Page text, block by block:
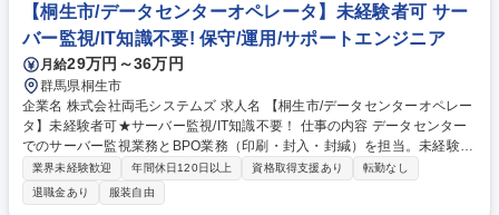
【桐生市/データセンターオペレータ】未経験者可 サー
バー監視/IT知識不要! 保守/運用/サポートエンジニア
月給29万円～36万円
群馬県桐生市
企業名 株式会社両毛システムズ 求人名 【桐生市/データセンターオペレー
タ】未経験者可★サーバー監視/IT知識不要！ 仕事の内容 データセンター
でのサーバー監視業務とBPO業務（印刷・封入・封緘）を担当。未経験で
もOJTで段階的に習得可能。24時間3交替制のシフト勤務で平日休みや連
休取得も可能。キャリアアップの道も複数用意しています。 【1】サーバ
ー監視業務：専用ツールを使用したシステム監視、異常時のエスカレーシ
業界未経験歓迎 年間休日120日以上 資格取得支援あり
転勤なし
退職金あり
服装自由